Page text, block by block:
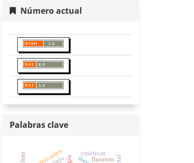
Número actual
Palabras clave
fluoruro
cinéticas